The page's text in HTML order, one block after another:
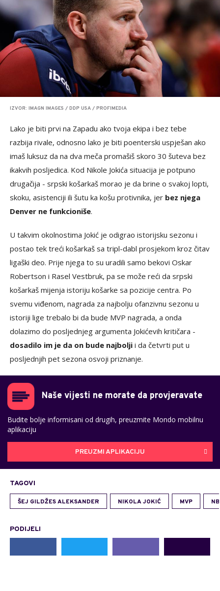
IZVOR: IMAGN IMAGES / DDP USA / PROFIMEDIA
Lako je biti prvi na Zapadu ako tvoja ekipa i bez tebe
razbija rivale, odnosno lako je biti poenterski uspješan ako
imaš luksuz da na dva meča promašiš skoro 30 šuteva bez
ikakvih posljedica. Kod Nikole Jokića situacija je potpuno
drugačija - srpski košarkaš morao je da brine o svakoj lopti,
skoku, asistenciji ili šutu ka košu protivnika, jer bez njega
Denver ne funkcioniše.
U takvim okolnostima Jokić je odigrao istorijsku sezonu i
postao tek treći košarkaš sa tripl-dabl prosjekom kroz čitav
ligaški deo. Prije njega to su uradili samo bekovi Oskar
Robertson i Rasel Vestbruk, pa se može reći da srpski
košarkaš mijenja istoriju košarke sa pozicije centra. Po
svemu viđenom, nagrada za najbolju ofanzivnu sezonu u
istoriji lige trebalo bi da bude MVP nagrada, a onda
dolazimo do posljednjeg argumenta Jokićevih kritičara -
dosadilo im je da on bude najbolji i da četvrti put u
posljednjih pet sezona osvoji priznanje.
Naše vijesti ne morate da provjeravate
Budite bolje informisani od drugih, preuzmite Mondo mobilnu
aplikaciju
PREUZMI APLIKACIJU
TAGOVI
ŠEJ GILDŽES ALEKSANDER NIKOLA JOKIĆ MVP
PODIJELI